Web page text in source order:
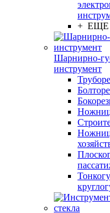
+ ЕЩЕ
Шарнирно-
инструмент